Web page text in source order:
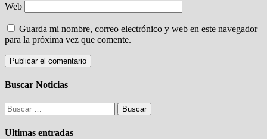
Web
Guarda mi nombre, correo electrónico y web en este navegador
para la próxima vez que comente.
Buscar Noticias
Buscar:
Ultimas entradas